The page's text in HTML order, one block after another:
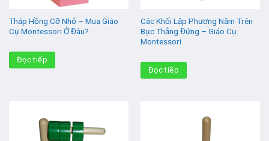
Tháp Hồng Cỡ Nhỏ – Mua Giáo
Cụ Montessori Ở Đâu?
Đọc tiếp
Các Khối Lập Phương Nằm Trên
Bục Thẳng Đứng – Giáo Cụ
Montessori
Đọc tiếp